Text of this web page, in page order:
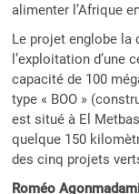
alimenter l’Afrique
Le projet englobe
l’exploitation d’une
capacité de 100
type « BOO »
est situé à El
quelque 150
des cinq projets
Roméo